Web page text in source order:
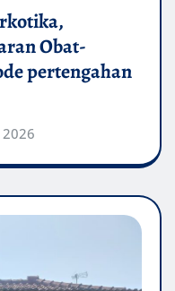
Obat-
pertengahan